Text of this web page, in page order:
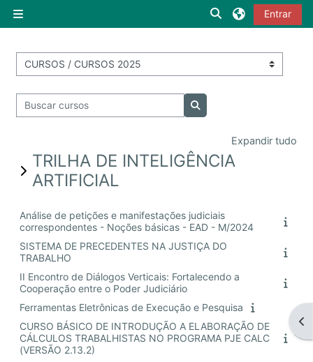
Painel lateral
Alternar entrada
Entrar
Categorias de Cursos
Buscar cursos
Expandir tudo
TRILHA DE INTELIGÊNCIA
ARTIFICIAL
Análise de petições e manifestações judiciais
correspondentes - Noções básicas - EAD - M/2024
SISTEMA DE PRECEDENTES NA JUSTIÇA DO
TRABALHO
II Encontro de Diálogos Verticais: Fortalecendo a
Cooperação entre o Poder Judiciário
Ferramentas Eletrônicas de Execução e Pesquisa
CURSO BÁSICO DE INTRODUÇÃO A ELABORAÇÃO DE
CÁLCULOS TRABALHISTAS NO PROGRAMA PJE CALC
(VERSÃO 2.13.2)